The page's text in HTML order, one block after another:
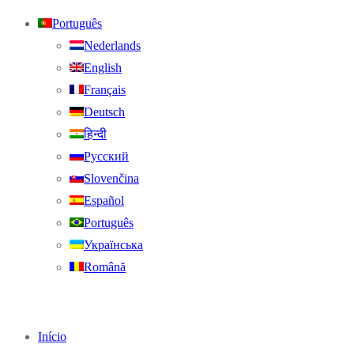
Português
Nederlands
English
Français
Deutsch
हिन्दी
Русский
Slovenčina
Español
Português
Українська
Română
Início